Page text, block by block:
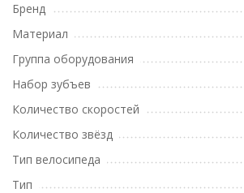
Бренд
Материал
Группа оборудования
Набор зубъев
Количество скоростей
Количество звёзд
Тип велосипеда
Тип